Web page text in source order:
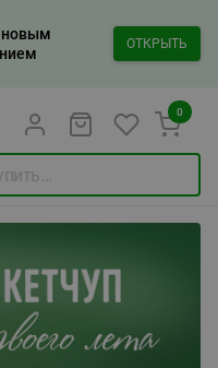
новым
ОТКРЫТЬ
0